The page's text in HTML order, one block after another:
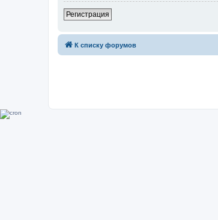
Регистрация
К списку форумов